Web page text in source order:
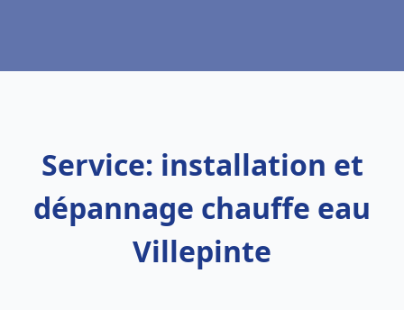
Service: installation et
dépannage chauffe eau
Villepinte